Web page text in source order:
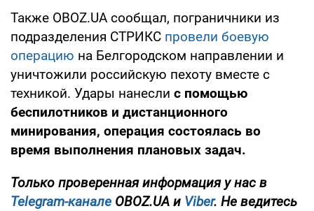
Также OBOZ.UA сообщал, пограничники из
подразделения СТРИКС провели боевую
операцию на Белгородском направлении и
уничтожили российскую пехоту вместе с
техникой. Удары нанесли с помощью
беспилотников и дистанционного
минирования, операция состоялась во
время выполнения плановых задач.
Только проверенная информация у нас в
Telegram-канале OBOZ.UA и Viber. Не ведитесь